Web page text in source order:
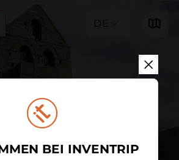
DE
BEI INVENTRIP